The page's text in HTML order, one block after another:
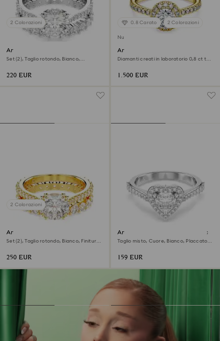
2 Colorazioni
Anello Stilla
Set (2), Taglio rotondo, Bianco,
220 EUR
0.8 Carato 2 Colorazioni
Nuovo
Anello solitario halo Eternity
Diamanti creati in laboratorio 0,8 ct tw,
1.500 EUR
2 Colorazioni
Anello Stilla
Set (2), Taglio rotondo, Bianco, Finitura
250 EUR
Anello con motivo Una Angelic
Taglio misto, Cuore, Bianco, Placcato
159 EUR